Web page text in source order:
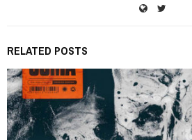
RELATED POSTS